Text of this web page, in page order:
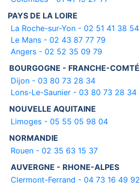
PAYS DE LA LOIRE
La Roche-sur-Yon - 02 51 41 38 54
Le Mans - 02 43 87 77 79
Angers - 02 52 35 09 79
BOURGOGNE - FRANCHE-COMTÉ
Dijon - 03 80 73 28 34
Lons-Le-Saunier - 03 80 73 28 34
NOUVELLE AQUITAINE
Limoges - 05 55 05 98 04
NORMANDIE
Rouen - 02 35 63 15 37
AUVERGNE - RHONE-ALPES
Clermont-Ferrand - 04 73 16 49 92